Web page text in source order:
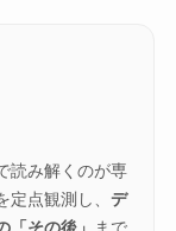
読み解くのが専
点観測し、 デ
「その後」
まで